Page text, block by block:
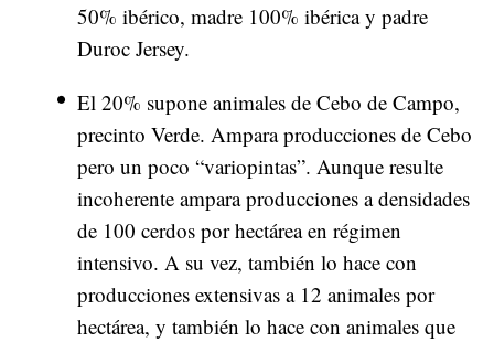
50% ibérico, madre 100% ibérica y padre
Duroc Jersey.
El 20% supone animales de Cebo de Campo,
precinto Verde. Ampara producciones de Cebo
pero un poco “variopintas”. Aunque resulte
incoherente ampara producciones a densidades
de 100 cerdos por hectárea en régimen
intensivo. A su vez, también lo hace con
producciones extensivas a 12 animales por
hectárea, y también lo hace con animales que